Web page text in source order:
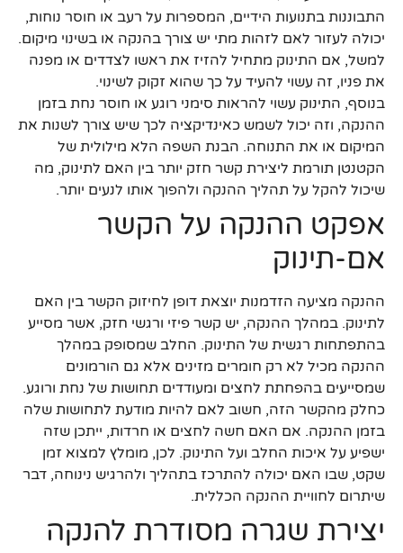
התבוננות בתנועות הידיים, המספרות על רעב או חוסר נוחות,
יכולה לעזור לאם לזהות מתי יש צורך בהנקה או בשינוי מיקום.
למשל, אם התינוק מתחיל להזיז את ראשו לצדדים או מפנה
את פניו, זה עשוי להעיד על כך שהוא זקוק לשינוי.
בנוסף, התינוק עשוי להראות סימני רוגע או חוסר נחת בזמן
ההנקה, וזה יכול לשמש כאינדיקציה לכך שיש צורך לשנות את
המיקום או את התנוחה. הבנת השפה הלא מילולית של
הקטנטן תורמת ליצירת קשר חזק יותר בין האם לתינוק, מה
שיכול להקל על תהליך ההנקה ולהפוך אותו לנעים יותר.
אפקט ההנקה על הקשר
אם-תינוק
ההנקה מציעה הזדמנות יוצאת דופן לחיזוק הקשר בין האם
לתינוק. במהלך ההנקה, יש קשר פיזי ורגשי חזק, אשר מסייע
בהתפתחות רגשית של התינוק. החלב שמסופק במהלך
ההנקה מכיל לא רק חומרים מזינים אלא גם הורמונים
שמסייעים בהפחתת לחצים ומעודדים תחושות של נחת ורוגע.
כחלק מהקשר הזה, חשוב לאם להיות מודעת לתחושות שלה
בזמן ההנקה. אם האם חשה לחצים או חרדות, ייתכן שזה
ישפיע על איכות החלב ועל התינוק. לכן, מומלץ למצוא זמן
שקט, שבו האם יכולה להתרכז בתהליך ולהרגיש נינוחה, דבר
שיתרום לחוויית ההנקה הכללית.
יצירת שגרה מסודרת להנקה